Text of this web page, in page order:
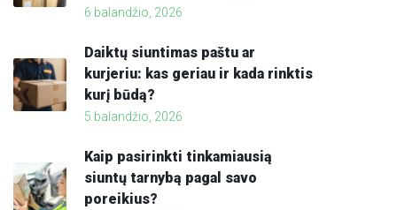
6 balandžio, 2026
Daiktų siuntimas paštu ar
kurjeriu: kas geriau ir kada rinktis
kurį būdą?
5 balandžio, 2026
Kaip pasirinkti tinkamiausią
siuntų tarnybą pagal savo
poreikius?